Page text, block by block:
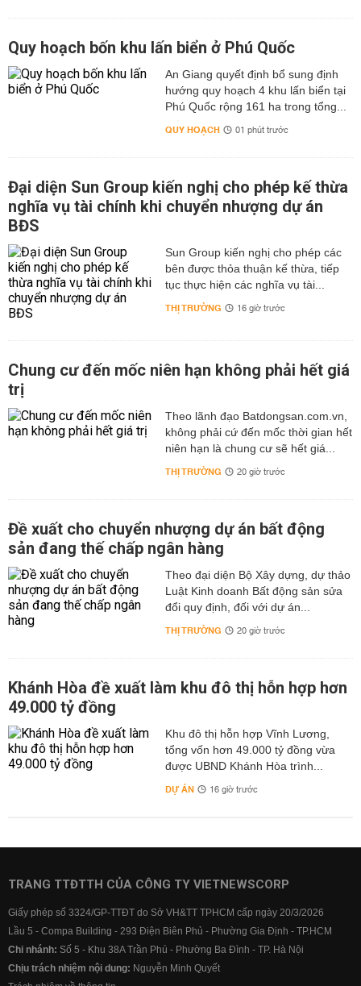
Quy hoạch bốn khu lấn biển ở Phú Quốc
An Giang quyết định bổ sung định
hướng quy hoạch 4 khu lấn biển tại
Phú Quốc rộng 161 ha trong tổng...
QUY HOẠCH 01 phút trước
Đại diện Sun Group kiến nghị cho phép kế thừa
nghĩa vụ tài chính khi chuyển nhượng dự án
BĐS
Sun Group kiến nghị cho phép các
bên được thỏa thuận kế thừa, tiếp
tục thực hiện các nghĩa vụ tài...
THỊ TRƯỜNG 16 giờ trước
Chung cư đến mốc niên hạn không phải hết giá
trị
Theo lãnh đạo Batdongsan.com.vn,
không phải cứ đến mốc thời gian hết
niên hạn là chung cư sẽ hết giá...
THỊ TRƯỜNG 20 giờ trước
Đề xuất cho chuyển nhượng dự án bất động
sản đang thế chấp ngân hàng
Theo đại diện Bộ Xây dựng, dự thảo
Luật Kinh doanh Bất động sản sửa
đổi quy định, đối với dự án...
THỊ TRƯỜNG 20 giờ trước
Khánh Hòa đề xuất làm khu đô thị hỗn hợp hơn
49.000 tỷ đồng
Khu đô thị hỗn hợp Vĩnh Lương,
tổng vốn hơn 49.000 tỷ đồng vừa
được UBND Khánh Hòa trình...
DỰ ÁN 16 giờ trước
TRANG TTĐTTH CỦA CÔNG TY VIETNEWSCORP
Giấy phép số 3324/GP-TTĐT do Sở VH&TT TPHCM cấp ngày 20/3/2026
Lầu 5 - Compa Building - 293 Điện Biên Phủ - Phường Gia Định - TP.HCM
Chi nhánh: Số 5 - Khu 38A Trần Phú - Phường Ba Đình - TP. Hà Nội
Chịu trách nhiệm nội dung: Nguyễn Minh Quyết